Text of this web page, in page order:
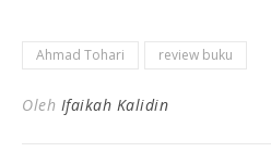
Ahmad Tohari review buku
Oleh Ifaikah Kalidin